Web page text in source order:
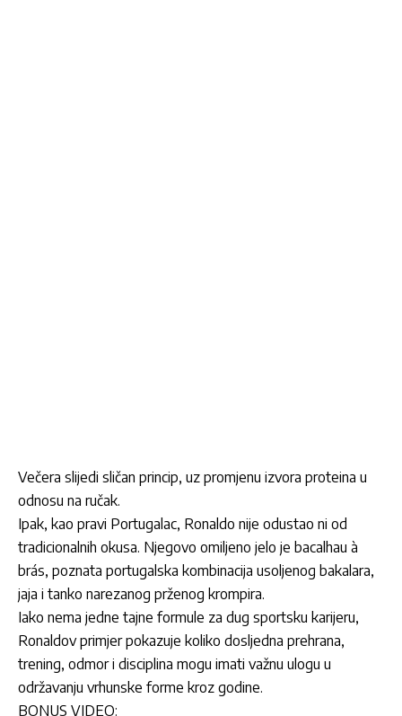
Večera slijedi sličan princip, uz promjenu izvora proteina u
odnosu na ručak.
Ipak, kao pravi Portugalac, Ronaldo nije odustao ni od
tradicionalnih okusa. Njegovo omiljeno jelo je bacalhau à
brás, poznata portugalska kombinacija usoljenog bakalara,
jaja i tanko narezanog prženog krompira.
Iako nema jedne tajne formule za dug sportsku karijeru,
Ronaldov primjer pokazuje koliko dosljedna prehrana,
trening, odmor i disciplina mogu imati važnu ulogu u
održavanju vrhunske forme kroz godine.
BONUS VIDEO: